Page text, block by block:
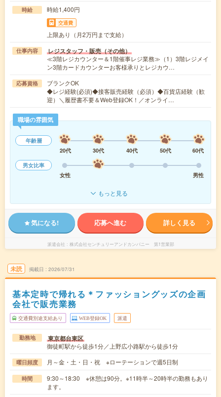
時給 時給1,400円
交通費
上限あり（月2万円まで支給）
仕事内容 レジスタッフ・販売（その他）
≪3階レジカウンター＆1階催事レジ業務≫（1）3階レジメイ
ン3階カードカウンターお客様承りとレジカウ…
応募資格
ブランクOK
◆レジ経験(必須)◆接客販売経験（必須）◆百貨店経験（歓
迎）＼履歴書不要＆Web登録OK！／オンライ…
職場の雰囲気
年齢層
20代
30代 40代 50代
60代
男女比率
女性
男性
もっと見る
気になる! 応募へ進む 詳しく見る
派遣会社 株式会社センチュリーアンドカンパニー 第1営業部
未読 掲載日 2026/07/31
基本定時で帰れる＊ファッショングッズの企画
会社で販売業務
交通費別途支給あり WEB登録OK 派遣
勤務地 東京都台東区
御徒町駅から徒歩1分／上野広小路駅から徒歩1分
曜日頻度 月～金・土・日・祝 ※ローテーションで週5日制
時間
9:30～18:30 ※休憩は90分。※11時半～20時半の勤務もあり
ます。